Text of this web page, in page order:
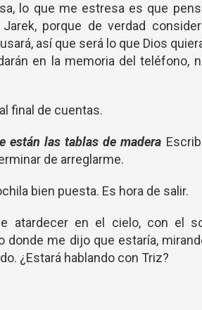
lo que me estresa es que
porque de verdad
así que será lo que Dios
en la memoria del teléfono,
final de cuentas.
están las tablas de madera
de arreglarme.
bien puesta. Es hora de salir.
atardecer en el cielo, con el
donde me dijo que estaría,
¿Estará hablando con Triz?